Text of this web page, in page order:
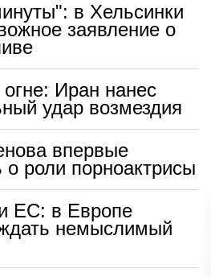
в Хельсинки
заявление о
Иран нанес
удар возмездия
впервые
о роли порноактрисы
ЕС: в Европе
немыслимый